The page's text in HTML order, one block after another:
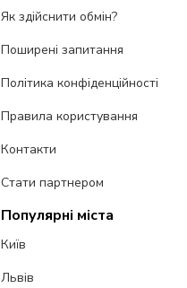
Як здійснити обмін?
Поширені запитання
Політика конфіденційності
Правила користування
Контакти
Стати партнером
Популярні міста
Київ
Львів